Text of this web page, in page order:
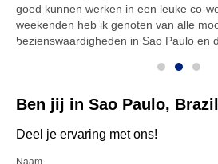
goed kunnen werken in een leuke co-
weekenden heb ik genoten van alle
bezienswaardigheden in Sao Paulo en
Ben jij in Sao Paulo,
Deel je ervaring met ons!
Naam